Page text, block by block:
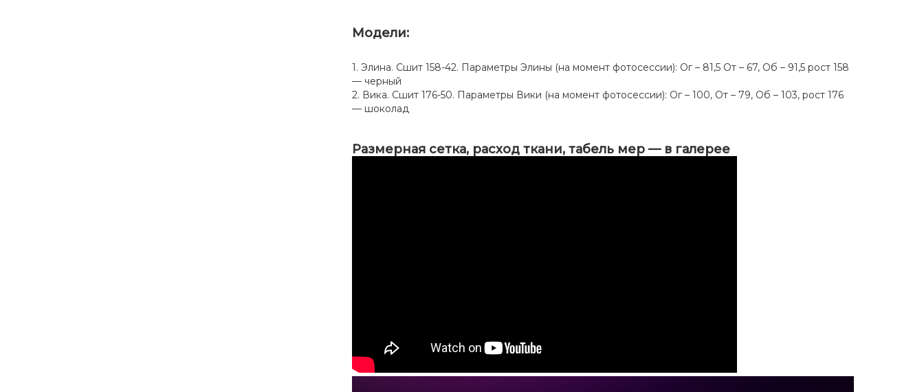
Модели:
1. Элина. Сшит 158-42. Параметры Элины (на момент фотосессии): Ог – 81,5 От – 67, Об – 91,5 рост 158
— черный
2. Вика. Сшит 176-50. Параметры Вики (на момент фотосессии): Ог – 100, От – 79, Об – 103, рост 176
— шоколад
Размерная сетка, расход ткани, табель мер — в галерее